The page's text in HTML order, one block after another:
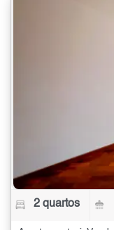
2 quartos